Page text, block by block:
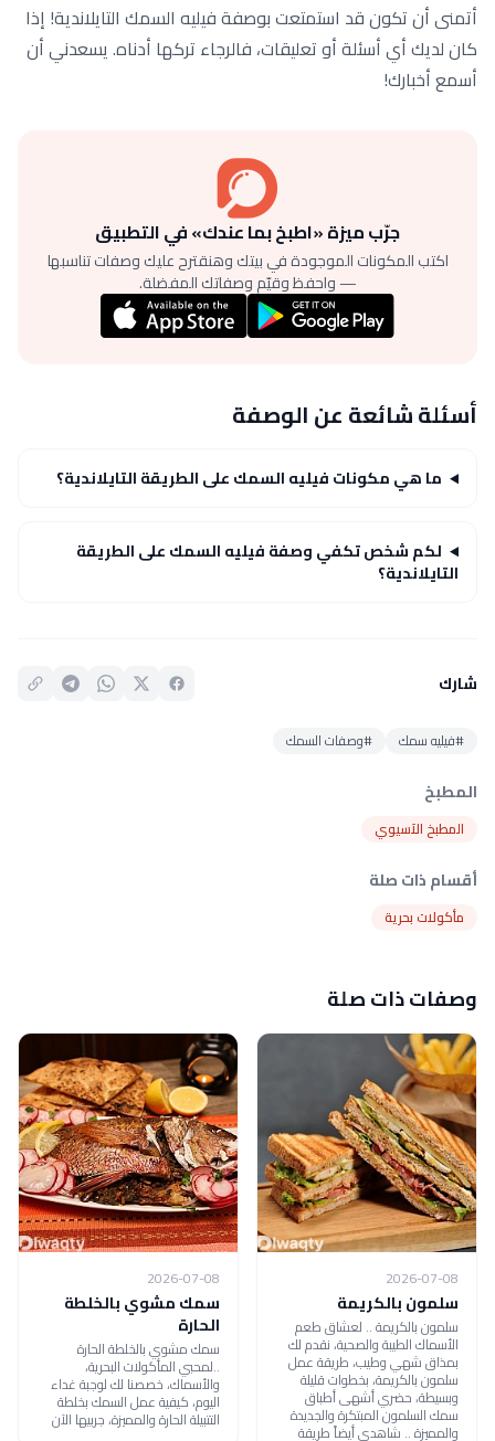
أتمنى أن تكون قد استمتعت بوصفة فيليه السمك التايلاندية! إذا
كان لديك أي أسئلة أو تعليقات، فالرجاء تركها أدناه. يسعدني أن
أسمع أخبارك!
جرّب ميزة «اطبخ بما عندك» في التطبيق
اكتب المكونات الموجودة في بيتك وهنقترح عليك وصفات تناسبها
— واحفظ وقيّم وصفاتك المفضلة.
أسئلة شائعة عن الوصفة
ما هي مكونات فيليه السمك على الطريقة التايلاندية؟
لكم شخص تكفي وصفة فيليه السمك على الطريقة
التايلاندية؟
شارك
#فيليه سمك #وصفات السمك
المطبخ
المطبخ الآسيوي
أقسام ذات صلة
مأكولات بحرية
وصفات ذات صلة
2026-07-08
سلمون بالكريمة
سلمون بالكريمة .. لعشاق طعم
الأسماك الطيبة والصحية، نقدم لك
بمذاق شهي وطيب، طريقة عمل
سلمون بالكريمة، بخطوات قليلة
وبسيطة، حضري أشهى أطباق
سمك السلمون المبتكرة والجديدة
والمميزة .. شاهدي أيضاً طريقة
2026-07-08
سمك مشوي بالخلطة
الحارة
سمك مشوي بالخلطة الحارة
..لمحبي المأكولات البحرية،
والأسماك، خصصنا لك لوجبة غداء
اليوم، كيفية عمل السمك بخلطة
التتبيلة الحارة والمميزة، جربيها الآن